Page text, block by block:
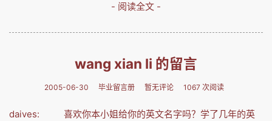
- 阅读全文 -
wang xian li 的留言
2005-06-30 毕业留言册 暂无评论 1067 次阅读
daives: 喜欢你本小姐给你的英文名字吗？学了几年的英